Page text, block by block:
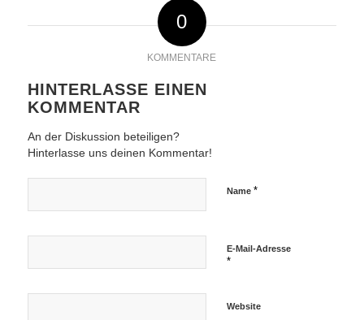
0
KOMMENTARE
HINTERLASSE EINEN
KOMMENTAR
An der Diskussion beteiligen?
Hinterlasse uns deinen Kommentar!
Name *
E-Mail-Adresse
*
Website